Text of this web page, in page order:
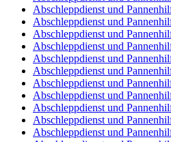
Abschleppdienst und
Abschleppdienst und
Abschleppdienst und
Abschleppdienst und
Abschleppdienst und
Abschleppdienst und
Abschleppdienst und
Abschleppdienst und
Abschleppdienst und
Abschleppdienst und
Abschleppdienst und